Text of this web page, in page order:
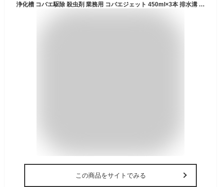
浄化槽 コバエ駆除 殺虫剤 業務用 コバエジェット 450ml×3本 排水溝 排管 害虫対策 速効性と幼虫退治 残効性 殺虫スプレー 【北海道・沖縄・離島配送不可】
この商品をサイトでみる